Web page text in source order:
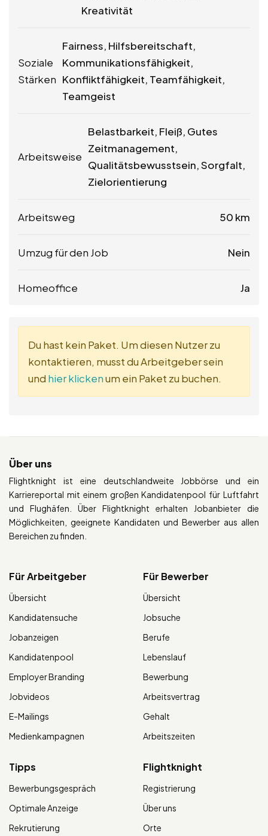
Kreativität
Soziale
Stärken
Fairness, Hilfsbereitschaft,
Kommunikationsfähigkeit,
Konfliktfähigkeit, Teamfähigkeit,
Teamgeist
Arbeitsweise
Belastbarkeit, Fleiß, Gutes
Zeitmanagement,
Qualitätsbewusstsein, Sorgfalt,
Zielorientierung
Arbeitsweg 50 km
Umzug für den Job Nein
Homeoffice Ja
Du hast kein Paket. Um diesen Nutzer zu
kontaktieren, musst du Arbeitgeber sein
und hier klickenum ein Paket zu buchen.
Über uns
Flightknight ist eine deutschlandweite Jobbörse und ein
Karriereportal mit einem großen Kandidatenpool für Luftfahrt
und Flughäfen. Über Flightknight erhalten Jobanbieter die
Möglichkeiten, geeignete Kandidaten und Bewerber aus allen
Bereichen zu finden.
Für Arbeitgeber
Übersicht
Kandidatensuche
Jobanzeigen
Kandidatenpool
Employer Branding
Jobvideos
E-Mailings
Medienkampagnen
Für Bewerber
Übersicht
Jobsuche
Berufe
Lebenslauf
Bewerbung
Arbeitsvertrag
Gehalt
Arbeitszeiten
Tipps
Bewerbungsgespräch
Optimale Anzeige
Rekrutierung
Flightknight
Registrierung
Über uns
Orte